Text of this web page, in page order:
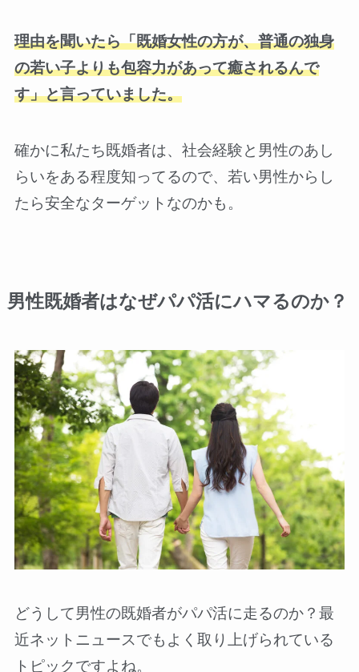
理由を聞いたら「既婚女性の方が、普通の独身
の若い子よりも包容力があって癒されるんで
す」と言っていました。
確かに私たち既婚者は、社会経験と男性のあし
らいをある程度知ってるので、若い男性からし
たら安全なターゲットなのかも。
男性既婚者はなぜパパ活にハマるのか？
どうして男性の既婚者がパパ活に走るのか？最
近ネットニュースでもよく取り上げられている
トピックですよね。